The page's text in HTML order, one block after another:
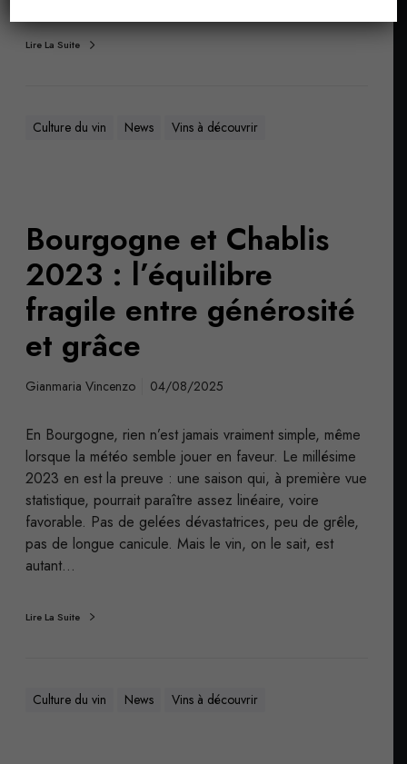
Lire La Suite
Culture du vin News Vins à découvrir
Bourgogne et Chablis
2023 : l’équilibre
fragile entre générosité
et grâce
Gianmaria Vincenzo 04/08/2025
En Bourgogne, rien n’est jamais vraiment simple, même
lorsque la météo semble jouer en faveur. Le millésime
2023 en est la preuve : une saison qui, à première vue
statistique, pourrait paraître assez linéaire, voire
favorable. Pas de gelées dévastatrices, peu de grêle,
pas de longue canicule. Mais le vin, on le sait, est
autant…
Lire La Suite
Culture du vin News Vins à découvrir